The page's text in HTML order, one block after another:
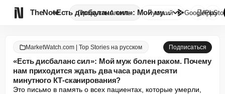
TheNote ПродуктыАгенты «Есть дисбаланс сил»: Мой муж ...
Русский GooglePlay

MarketWatch.com | Top Stories на русском Подписаться
«Есть дисбаланс сил»: Мой муж болен раком. Почему
нам приходится ждать два часа ради десяти
минутного КТ-сканирования?
Это письмо в память о всех пациентах, которые умерли,